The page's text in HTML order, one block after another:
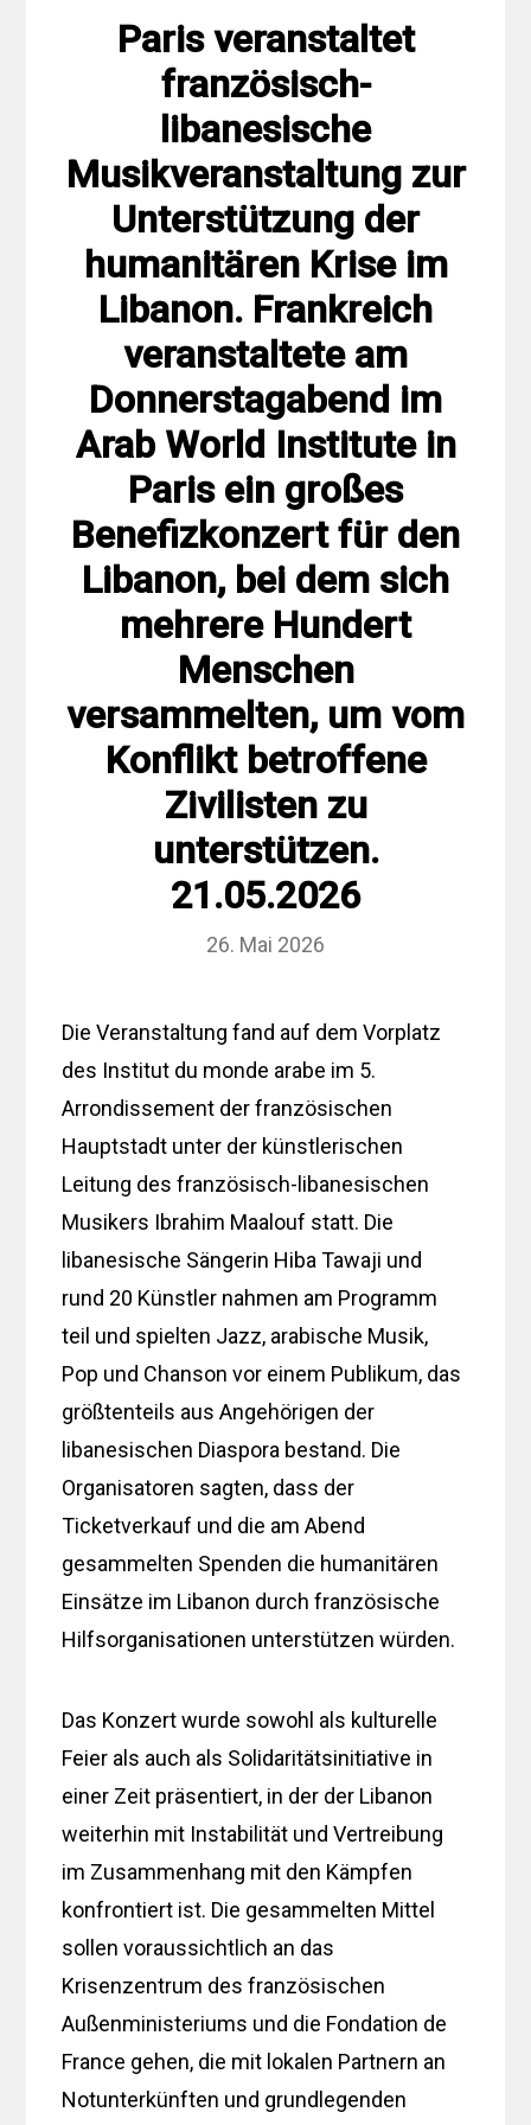
Paris veranstaltet
französisch-
libanesische
Musikveranstaltung zur
Unterstützung der
humanitären Krise im
Libanon. Frankreich
veranstaltete am
Donnerstagabend im
Arab World Institute in
Paris ein großes
Benefizkonzert für den
Libanon, bei dem sich
mehrere Hundert
Menschen
versammelten, um vom
Konflikt betroffene
Zivilisten zu
unterstützen.
21.05.2026
26. Mai 2026
Die Veranstaltung fand auf dem Vorplatz
des Institut du monde arabe im 5.
Arrondissement der französischen
Hauptstadt unter der künstlerischen
Leitung des französisch-libanesischen
Musikers Ibrahim Maalouf statt. Die
libanesische Sängerin Hiba Tawaji und
rund 20 Künstler nahmen am Programm
teil und spielten Jazz, arabische Musik,
Pop und Chanson vor einem Publikum, das
größtenteils aus Angehörigen der
libanesischen Diaspora bestand. Die
Organisatoren sagten, dass der
Ticketverkauf und die am Abend
gesammelten Spenden die humanitären
Einsätze im Libanon durch französische
Hilfsorganisationen unterstützen würden.
Das Konzert wurde sowohl als kulturelle
Feier als auch als Solidaritätsinitiative in
einer Zeit präsentiert, in der der Libanon
weiterhin mit Instabilität und Vertreibung
im Zusammenhang mit den Kämpfen
konfrontiert ist. Die gesammelten Mittel
sollen voraussichtlich an das
Krisenzentrum des französischen
Außenministeriums und die Fondation de
France gehen, die mit lokalen Partnern an
Notunterkünften und grundlegenden